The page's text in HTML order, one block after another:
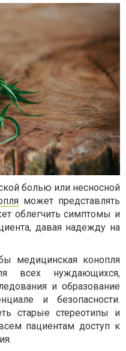
болью или несносной
может представлять
облегчить симптомы и
давая надежду на
медицинская конопля
всех нуждающихся,
и образование
и безопасности.
старые стереотипы и
пациентам доступ к